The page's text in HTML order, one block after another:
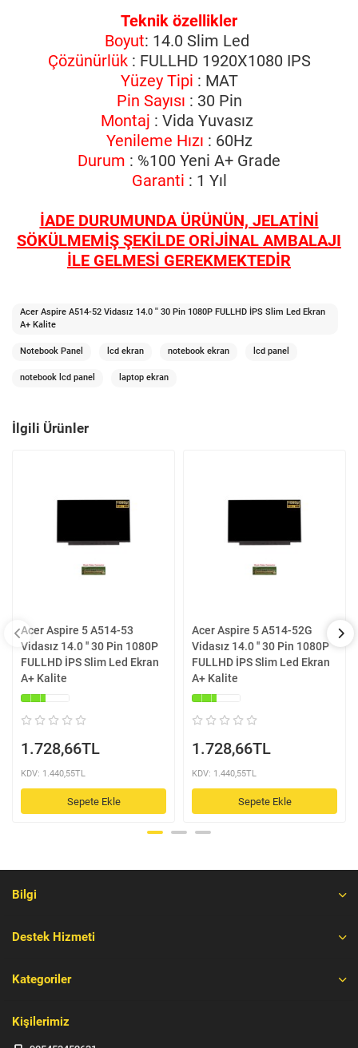
Teknik özellikler
Boyut: 14.0 Slim Led
Çözünürlük: FULLHD 1920X1080 IPS
Yüzey Tipi : MAT
Pin Sayısı : 30 Pin
Montaj : Vida Yuvasız
Yenileme Hızı : 60Hz
Durum : %100 Yeni A+ Grade
Garanti : 1 Yıl
İADE DURUMUNDA ÜRÜNÜN, JELATİNİ
SÖKÜLMEMİŞ ŞEKİLDE ORİJİNAL AMBALAJI
İLE GELMESİ GEREKMEKTEDİR
Acer Aspire A514-52 Vidasız 14.0 '' 30 Pin 1080P FULLHD İPS Slim Led Ekran
A+ Kalite
Notebook Panel lcd ekran notebook ekran lcd panel
notebook lcd panel laptop ekran
İlgili Ürünler
Acer Aspire 5 A514-53
Vidasız 14.0 '' 30 Pin 1080P
FULLHD İPS Slim Led Ekran
A+ Kalite
1.728,66TL
KDV: 1.440,55TL
Sepete Ekle
Acer Aspire 5 A514-52G
Vidasız 14.0 '' 30 Pin 1080P
FULLHD İPS Slim Led Ekran
A+ Kalite
1.728,66TL
KDV: 1.440,55TL
Sepete Ekle
Bilgi
Destek Hizmeti
Kategoriler
Kişilerimiz